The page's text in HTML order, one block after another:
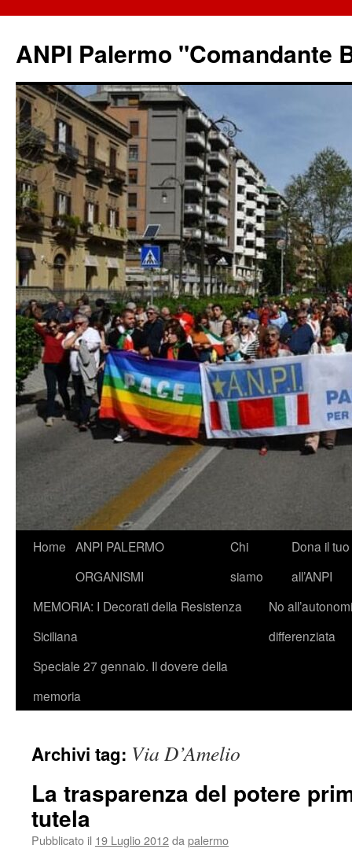
ANPI Palermo "Comandante
Vai
contenuto
Home ANPI PALERMO
ORGANISMI
Chi
siamo
Dona il
all’ANPI
MEMORIA: I Decorati della Resistenza
Siciliana
No
differenziata
Speciale 27 gennaio. Il dovere della
memoria
Archivi tag: Via D’Amelio
La trasparenza del potere
tutela
Pubblicato il 19 Luglio 2012da palermo